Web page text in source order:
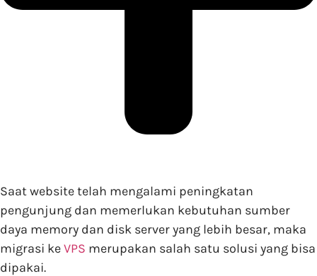
Saat website telah mengalami peningkatan
pengunjung dan memerlukan kebutuhan sumber
daya memory dan disk server yang lebih besar, maka
migrasi keVPS merupakan salah satu solusi yang bisa
dipakai.